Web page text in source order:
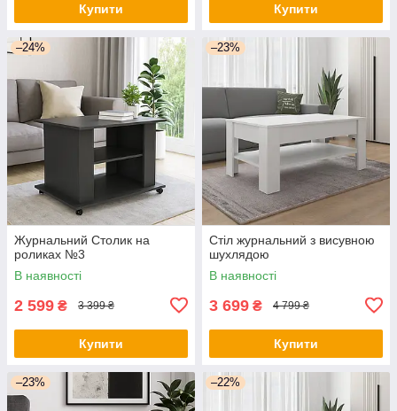
Купити Купити
–24%
Журнальний Столик на
роликах №3
В наявності
2 599 ₴ 3 399 ₴
Купити
–23%
Стіл журнальний з висувною
шухлядою
В наявності
3 699 ₴ 4 799 ₴
Купити
–23% –22%